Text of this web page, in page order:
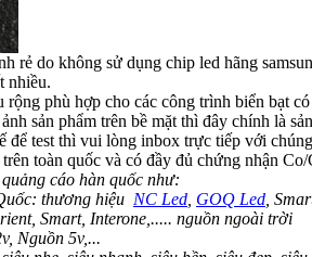
rẻ do không sử dụng chip led hãng
nhiều.
phù hợp cho các công trình biển bạt
sản phẩm trên bề mặt thì đây chính là
để test thì vui lòng inbox trực tiếp với
toàn quốc và có đầy đủ chứng nhận
cáo hàn quốc như:
thương hiệu NC Led GOQ Led ,
Smart, Interone,..... nguồn ngoài trời
Nguồn 5v,...